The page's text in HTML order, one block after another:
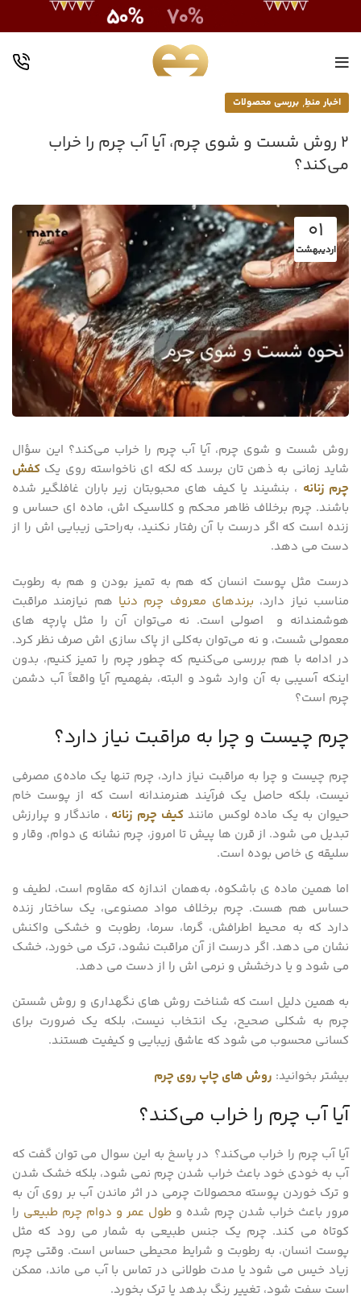
اخبار منطِ, بررسی محصولات
2 روش شست و شوی چرم، آیا آب چرم را خراب
می‌کند؟
01
اردیبهشت
روش شست‌ و شوی چرم، آیا آب چرم را خراب می‌کند؟ این سؤال
شاید زمانی به ذهن تان برسد که لکه ای ناخواسته روی یک کفش
چرم زنانه ، بنشیند یا کیف های محبوبتان زیر باران غافلگیر شده
باشند. چرم برخلاف ظاهر محکم و کلاسیک اش، ماده ای حساس و
زنده است که اگر درست با آن رفتار نکنید، به‌راحتی زیبایی اش را از
دست می دهد.
درست مثل پوست انسان که هم به تمیز بودن و هم به رطوبت
مناسب نیاز دارد، برندهای معروف چرم دنیا هم نیازمند مراقبت
هوشمندانه و اصولی است. نه می‌توان آن را مثل پارچه های
معمولی شست، و نه می‌توان به‌کلی از پاک‌ سازی‌ اش صرف نظر کرد.
در ادامه با هم بررسی می‌کنیم که چطور چرم را تمیز کنیم، بدون
اینکه آسیبی به آن وارد شود و البته، بفهمیم آیا واقعاً آب دشمن
چرم است؟
چرم چیست و چرا به مراقبت نیاز دارد؟
چرم چیست و چرا به مراقبت نیاز دارد، چرم تنها یک ماده‌ی مصرفی
نیست، بلکه حاصل یک فرآیند هنرمندانه است که از پوست خام
حیوان به یک ماده لوکس مانندکیف چرم زنانه ، ماندگار و پرارزش
تبدیل می‌ شود. از قرن‌ ها پیش تا امروز، چرم نشانه‌ ی دوام، وقار و
سلیقه‌ ی خاص بوده است.
اما همین ماده‌ ی باشکوه، به‌همان اندازه که مقاوم است، لطیف و
حساس هم هست. چرم برخلاف مواد مصنوعی، یک ساختار زنده
دارد که به محیط اطرافش، گرما، سرما، رطوبت و خشکی واکنش
نشان می‌ دهد. اگر درست از آن مراقبت نشود، ترک می‌ خورد، خشک
می‌ شود و یا درخشش و نرمی‌ اش را از دست می‌ دهد.
به همین دلیل است که شناخت روش‌ های نگهداری و روش شستن
چرم به شکلی صحیح، یک انتخاب نیست، بلکه یک ضرورت برای
کسانی محسوب می شود که عاشق زیبایی و کیفیت هستند.
بیشتر بخوانید: روش های چاپ روی چرم
آیا آب چرم را خراب می‌کند؟
آیا آب چرم را خراب می‌کند؟ در پاسخ به این سوال می توان گفت که
آب به خودی خود باعث خراب شدن چرم نمی شود، بلکه خشک شدن
و ترک خوردن پوسته محصولات چرمی در اثر ماندن آب بر روی آن به
مرور باعث خراب شدن چرم شده و طول عمر و دوام چرم طبیعی را
کوتاه می کند. چرم یک جنس طبیعی به شمار می رود که مثل
پوست انسان، به رطوبت و شرایط محیطی حساس است. وقتی چرم
زیاد خیس می شود یا مدت طولانی در تماس با آب می‌ ماند، ممکن
است سفت شود، تغییر رنگ بدهد یا ترک بخورد.